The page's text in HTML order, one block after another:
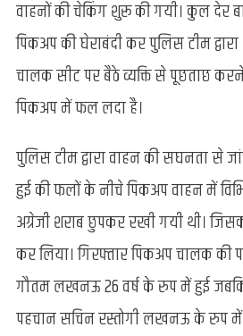
वाहनों की चेकिंग शुरू की गयी। कुल देर
पिकअप की घेराबंदी कर पुलिस टीम
चालक सीट पर बैठे व्यक्ति से पूछताछ
पिकअप में फल लदा है।
पुलिस टीम द्वारा वाहन की सघनता से
हुई की फलों के नीचे पिकअप वाहन में
अग्रेजी शराब छुपकर रखी गयी थी।
कर लिया। गिरफ्तार पिकअप चालक की
गौतम लखनऊ 26 वर्ष के रुप में हुई
पहचान सचिन रस्तोगी लखनऊ के रुप में